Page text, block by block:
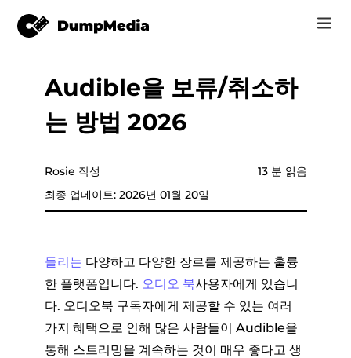
Video
Spotify mp3로
유튜브 뮤직 MP3
애플 뮤직에 MP3
스노에 MP3
스토어
고객 지원
로그인
Audible을 보류/취소하
는 방법 2026
Rosie 작성
최종 업데이트: 2026년 01월 20일
13 분 읽음
들리는 다양하고 다양한 장르를 제공하는 훌륭
한 플랫폼입니다. 오디오 북사용자에게 있습니
다. 오디오북 구독자에게 제공할 수 있는 여러
가지 혜택으로 인해 많은 사람들이 Audible을
통해 스트리밍을 계속하는 것이 매우 좋다고 생